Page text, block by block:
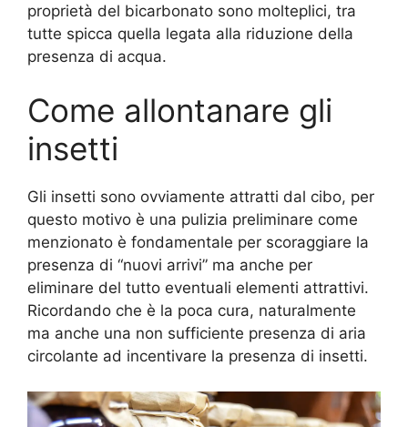
proprietà del bicarbonato sono molteplici, tra
tutte spicca quella legata alla riduzione della
presenza di acqua.
Come allontanare gli
insetti
Gli insetti sono ovviamente attratti dal cibo, per
questo motivo è una pulizia preliminare come
menzionato è fondamentale per scoraggiare la
presenza di “nuovi arrivi” ma anche per
eliminare del tutto eventuali elementi attrattivi.
Ricordando che è la poca cura, naturalmente
ma anche una non sufficiente presenza di aria
circolante ad incentivare la presenza di insetti.